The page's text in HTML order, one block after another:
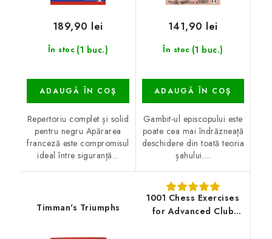
În stoc (1 buc.)
189,90 lei
ADAUGĂ ÎN COŞ
Repertoriu complet și solid
pentru negru Apărarea
franceză este compromisul
ideal între siguranță...
În stoc (1 buc.)
141,90 lei
ADAUGĂ ÎN COŞ
Gambit-ul episcopului este
poate cea mai îndrăzneață
deschidere din toată teoria
șahului....
Timman's Triumphs
1001 Chess Exercises
for Advanced Club